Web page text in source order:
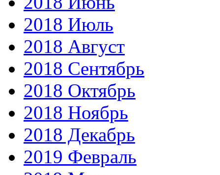
2018 Июль
2018 Август
2018 Сентябрь
2018 Октябрь
2018 Ноябрь
2018 Декабрь
2019 Февраль